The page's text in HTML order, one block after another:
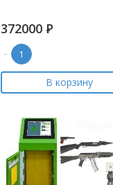
372000 Р
-
В корзину